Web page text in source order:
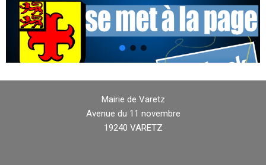
Mairie de Varetz
Avenue du 11 novembre
19240 VARETZ